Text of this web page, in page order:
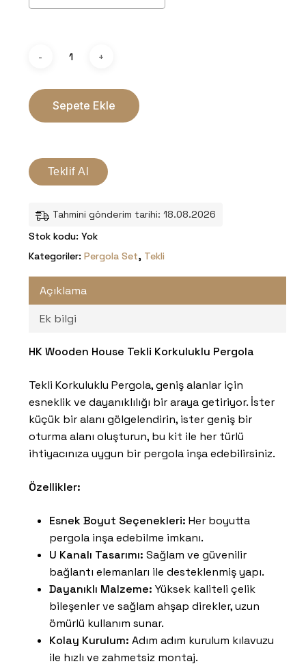
Sepete Ekle
Teklif Al
Tahmini gönderim tarihi: 18.08.2026
Stok kodu: Yok
Kategoriler: Pergola Set, Tekli
Açıklama
Ek bilgi
HK Wooden House Tekli Korkuluklu Pergola
Tekli Korkuluklu Pergola, geniş alanlar için
esneklik ve dayanıklılığı bir araya getiriyor. İster
küçük bir alanı gölgelendirin, ister geniş bir
oturma alanı oluşturun, bu kit ile her türlü
ihtiyacınıza uygun bir pergola inşa edebilirsiniz.
Özellikler:
Esnek Boyut Seçenekleri: Her boyutta
pergola inşa edebilme imkanı.
U Kanalı Tasarımı: Sağlam ve güvenilir
bağlantı elemanları ile desteklenmiş yapı.
Dayanıklı Malzeme: Yüksek kaliteli çelik
bileşenler ve sağlam ahşap direkler, uzun
ömürlü kullanım sunar.
Kolay Kurulum: Adım adım kurulum kılavuzu
ile hızlı ve zahmetsiz montaj.